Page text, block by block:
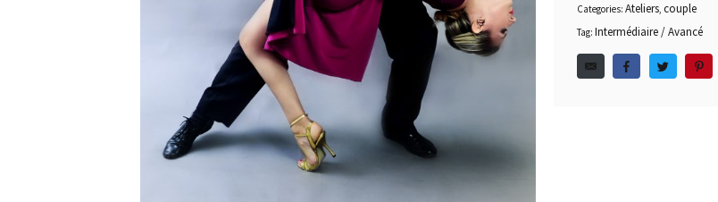
Categories: Ateliers, couple
Tag: Intermédiaire / Avancé